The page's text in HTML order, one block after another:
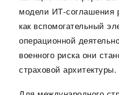
модели ИТ-соглашения
как вспомогательный
операционной
военного риска они
страховой архитектуры.